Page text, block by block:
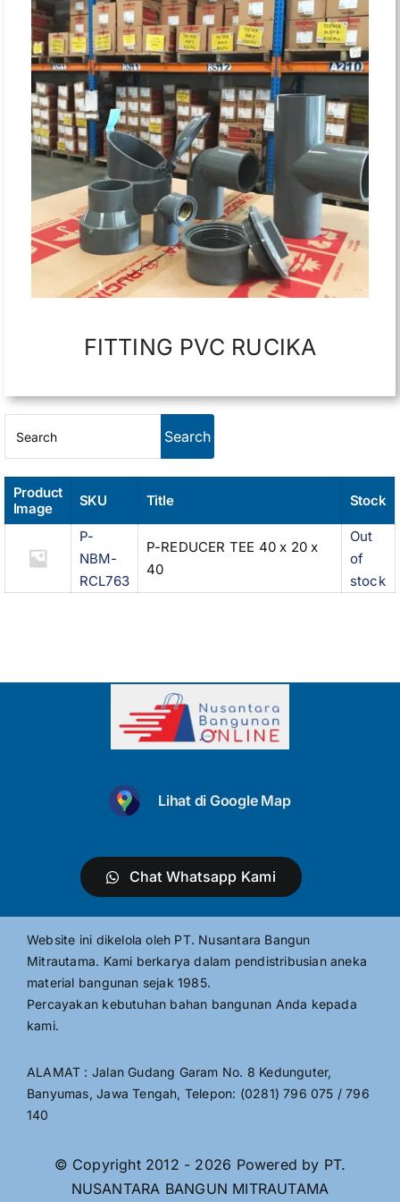
Tentang Kami
FITTING PVC RUCIKA
Product
Image
SKU Title Stock
P-
NBM-
RCL763
P-REDUCER TEE 40 x 20 x
40
Out
of
stock
Lihat di Google Map
Chat Whatsapp Kami
Website ini dikelola oleh PT. Nusantara Bangun
Mitrautama. Kami berkarya dalam pendistribusian aneka
material bangunan sejak 1985.
Percayakan kebutuhan bahan bangunan Anda kepada
kami.
ALAMAT : Jalan Gudang Garam No. 8 Kedunguter,
Banyumas, Jawa Tengah, Telepon: (0281) 796 075 / 796
140
© Copyright 2012 - 2026 Powered by PT.
NUSANTARA BANGUN MITRAUTAMA